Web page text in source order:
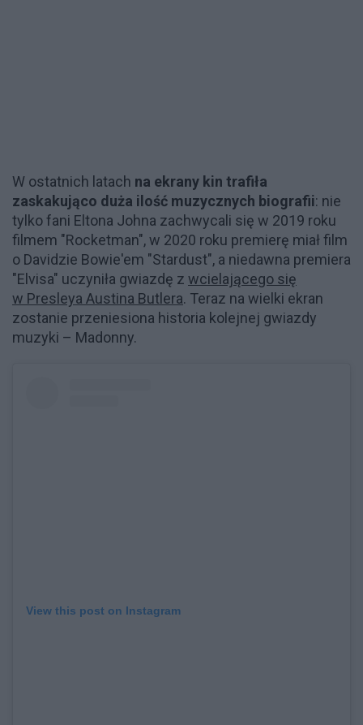
W ostatnich latach na ekrany kin trafiła
zaskakująco duża ilość muzycznych biografii: nie
tylko fani Eltona Johna zachwycali się w 2019 roku
filmem "Rocketman", w 2020 roku premierę miał film
o Davidzie Bowie'em "Stardust", a niedawna premiera
"Elvisa" uczyniła gwiazdę z wcielającego się
w Presleya Austina Butlera. Teraz na wielki ekran
zostanie przeniesiona historia kolejnej gwiazdy
muzyki – Madonny.
View this post on Instagram